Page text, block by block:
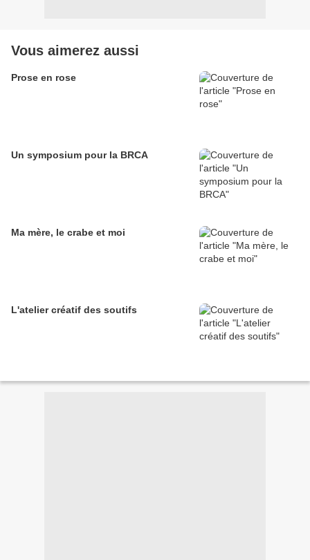
Vous aimerez aussi
Prose en rose
Un symposium pour la BRCA
Ma mère, le crabe et moi
L'atelier créatif des soutifs